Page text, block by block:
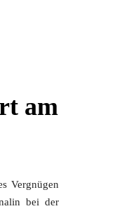
am
Vergnügen
bei der